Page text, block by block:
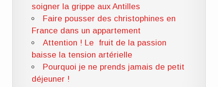
soigner la grippe aux Antilles
Faire pousser des christophines en
France dans un appartement
Attention ! Le fruit de la passion
baisse la tension artérielle
Pourquoi je ne prends jamais de petit
déjeuner !